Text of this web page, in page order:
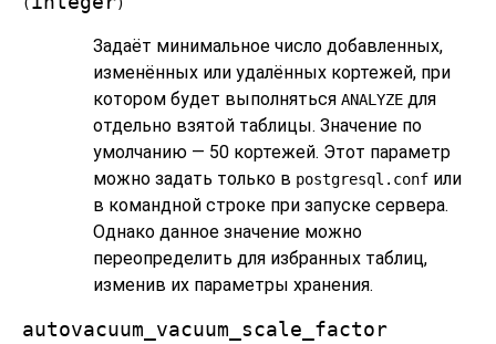
( )
Задаёт минимальное число добавленных,
изменённых или удалённых кортежей, при
котором будет выполняться ANALYZE для
отдельно взятой таблицы. Значение по
умолчанию — 50 кортежей. Этот параметр
можно задать только в postgresql.conf или
в командной строке при запуске сервера.
Однако данное значение можно
переопределить для избранных таблиц,
изменив их параметры хранения.
autovacuum_vacuum_scale_factor